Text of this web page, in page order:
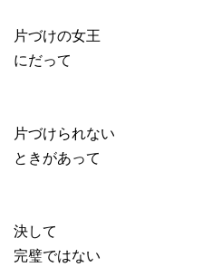
片づけの女王
にだって
片づけられない
ときがあって
決して
完璧ではない